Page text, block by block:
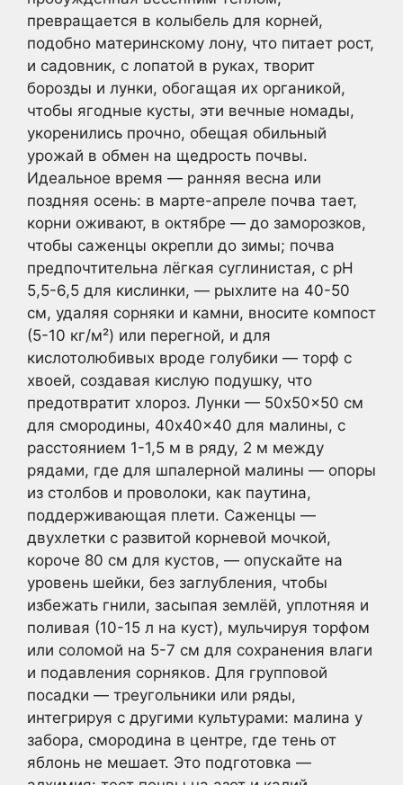
превращается в колыбель для корней,
подобно материнскому лону, что питает рост,
и садовник, с лопатой в руках, творит
борозды и лунки, обогащая их органикой,
чтобы ягодные кусты, эти вечные номады,
укоренились прочно, обещая обильный
урожай в обмен на щедрость почвы.
Идеальное время — ранняя весна или
поздняя осень: в марте-апреле почва тает,
корни оживают, в октябре — до заморозков,
чтобы саженцы окрепли до зимы; почва
предпочтительна лёгкая суглинистая, с pH
5,5-6,5 для кислинки, — рыхлите на 40-50
см, удаляя сорняки и камни, вносите компост
(5-10 кг/м²) или перегной, и для
кислотолюбивых вроде голубики — торф с
хвоей, создавая кислую подушку, что
предотвратит хлороз. Лунки — 50x50x50 см
для смородины, 40x40x40 для малины, с
расстоянием 1-1,5 м в ряду, 2 м между
рядами, где для шпалерной малины — опоры
из столбов и проволоки, как паутина,
поддерживающая плети. Саженцы —
двухлетки с развитой корневой мочкой,
короче 80 см для кустов, — опускайте на
уровень шейки, без заглубления, чтобы
избежать гнили, засыпая землёй, уплотняя и
поливая (10-15 л на куст), мульчируя торфом
или соломой на 5-7 см для сохранения влаги
и подавления сорняков. Для групповой
посадки — треугольники или ряды,
интегрируя с другими культурами: малина у
забора, смородина в центре, где тень от
яблонь не мешает. Это подготовка —